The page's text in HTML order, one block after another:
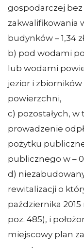
gospodarczej
zakwalifikowania
budynków – 1,34
b) pod wodami
lub wodami
jezior i zbiorników
powierzchni,
c) pozostałych,
prowadzenie
pożytku
publicznego w –
d)
rewitalizacji o
października 2015
poz. 485), i
miejscowy plan